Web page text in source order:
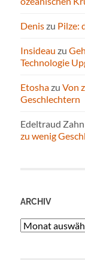
Deniszu Pilze:
Insideau zu
Technologie
Etoshazu Von
Geschlechtern
Edeltraud Zahn
zu wenig
ARCHIV
Archiv